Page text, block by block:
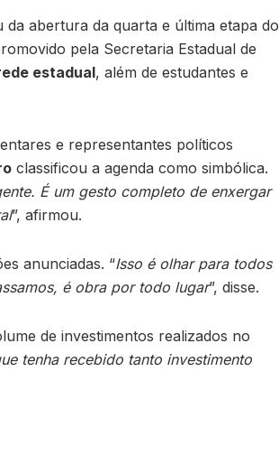
abertura da quarta e última etapa do
pela Secretaria Estadual de
estadual, além de estudantes e
e representantes políticos
classificou a agenda como simbólica.
É um gesto completo de enxergar
”, afirmou.
anunciadas. “Isso é olhar para todos
é obra por todo lugar”, disse.
de investimentos realizados no
tenha recebido tanto investimento